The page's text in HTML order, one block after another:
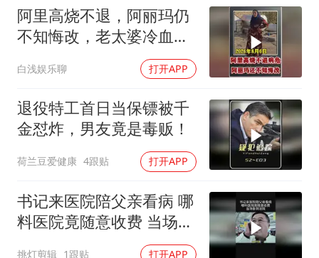
两名乘客在飞机上因调节座椅起冲突
夯实基础开新局
阿里高烧不退，阿丽玛仍
不知悔改，老太婆冷血引
白浅娱乐聊 打开APP
退役特工首日当保镖被千
金怼炸，男友竟是毒贩！
荷兰豆爱健康 4跟贴 打开APP
书记来医院陪父亲看病 哪
料医院竟随意收费 当场告
挑灯剪辑 1跟贴 打开APP